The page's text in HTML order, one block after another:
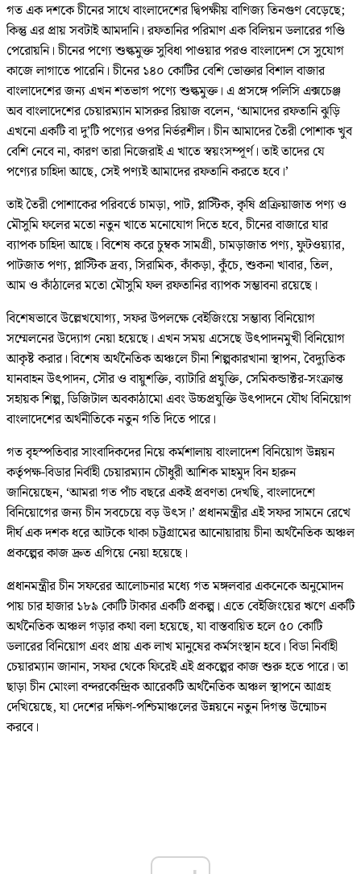
গত এক দশকে চীনের সাথে বাংলাদেশের দ্বিপক্ষীয় বাণিজ্য তিনগুণ বেড়েছে;
কিন্তু এর প্রায় সবটাই আমদানি। রফতানির পরিমাণ এক বিলিয়ন ডলারের গণ্ডি
পেরোয়নি। চীনের পণ্যে শুল্কমুক্ত সুবিধা পাওয়ার পরও বাংলাদেশ সে সুযোগ
কাজে লাগাতে পারেনি। চীনের ১৪০ কোটির বেশি ভোক্তার বিশাল বাজার
বাংলাদেশের জন্য এখন শতভাগ পণ্যে শুল্কমুক্ত। এ প্রসঙ্গে পলিসি এক্সচেঞ্জ
অব বাংলাদেশের চেয়ারম্যান মাসরুর রিয়াজ বলেন, ‘আমাদের রফতানি ঝুড়ি
এখনো একটি বা দু’টি পণ্যের ওপর নির্ভরশীল। চীন আমাদের তৈরী পোশাক খুব
বেশি নেবে না, কারণ তারা নিজেরাই এ খাতে স্বয়ংসম্পূর্ণ। তাই তাদের যে
পণ্যের চাহিদা আছে, সেই পণ্যই আমাদের রফতানি করতে হবে।’
তাই তৈরী পোশাকের পরিবর্তে চামড়া, পাট, প্লাস্টিক, কৃষি প্রক্রিয়াজাত পণ্য ও
মৌসুমি ফলের মতো নতুন খাতে মনোযোগ দিতে হবে, চীনের বাজারে যার
ব্যাপক চাহিদা আছে। বিশেষ করে চুম্বক সামগ্রী, চামড়াজাত পণ্য, ফুটওয়্যার,
পাটজাত পণ্য, প্লাস্টিক দ্রব্য, সিরামিক, কাঁকড়া, কুঁচে, শুকনা খাবার, তিল,
আম ও কাঁঠালের মতো মৌসুমি ফল রফতানির ব্যাপক সম্ভাবনা রয়েছে।
বিশেষভাবে উল্লেখযোগ্য, সফর উপলক্ষে বেইজিংয়ে সম্ভাব্য বিনিয়োগ
সম্মেলনের উদ্যোগ নেয়া হয়েছে। এখন সময় এসেছে উৎপাদনমুখী বিনিয়োগ
আকৃষ্ট করার। বিশেষ অর্থনৈতিক অঞ্চলে চীনা শিল্পকারখানা স্থাপন, বৈদ্যুতিক
যানবাহন উৎপাদন, সৌর ও বায়ুশক্তি, ব্যাটারি প্রযুক্তি, সেমিকন্ডাক্টর-সংক্রান্ত
সহায়ক শিল্প, ডিজিটাল অবকাঠামো এবং উচ্চপ্রযুক্তি উৎপাদনে যৌথ বিনিয়োগ
বাংলাদেশের অর্থনীতিকে নতুন গতি দিতে পারে।
গত বৃহস্পতিবার সাংবাদিকদের নিয়ে কর্মশালায় বাংলাদেশ বিনিয়োগ উন্নয়ন
কর্তৃপক্ষ-বিডার নির্বাহী চেয়ারম্যান চৌধুরী আশিক মাহমুদ বিন হারুন
জানিয়েছেন, ‘আমরা গত পাঁচ বছরে একই প্রবণতা দেখছি, বাংলাদেশে
বিনিয়োগের জন্য চীন সবচেয়ে বড় উৎস।’ প্রধানমন্ত্রীর এই সফর সামনে রেখে
দীর্ঘ এক দশক ধরে আটকে থাকা চট্টগ্রামের আনোয়ারায় চীনা অর্থনৈতিক অঞ্চল
প্রকল্পের কাজ দ্রুত এগিয়ে নেয়া হয়েছে।
প্রধানমন্ত্রীর চীন সফরের আলোচনার মধ্যে গত মঙ্গলবার একনেকে অনুমোদন
পায় চার হাজার ১৮৯ কোটি টাকার একটি প্রকল্প। এতে বেইজিংয়ের ঋণে একটি
অর্থনৈতিক অঞ্চল গড়ার কথা বলা হয়েছে, যা বাস্তবায়িত হলে ৫০ কোটি
ডলারের বিনিয়োগ এবং প্রায় এক লাখ মানুষের কর্মসংস্থান হবে। বিডা নির্বাহী
চেয়ারম্যান জানান, সফর থেকে ফিরেই এই প্রকল্পের কাজ শুরু হতে পারে। তা
ছাড়া চীন মোংলা বন্দরকেন্দ্রিক আরেকটি অর্থনৈতিক অঞ্চল স্থাপনে আগ্রহ
দেখিয়েছে, যা দেশের দক্ষিণ-পশ্চিমাঞ্চলের উন্নয়নে নতুন দিগন্ত উন্মোচন
করবে।